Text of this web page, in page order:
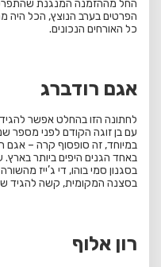
החל מההזמנה המנגנת
הפרטים בערב הנוצץ, הכל היה
כל האורחים הנכונים.
אגם רודברג
לחתונה הזו בהחלט אפשר להגיד
עם בן זוגה הקודם לפני מספר
במיוחד, זה סופסוף קרה – אגם
באחד הגנים היפים ביותר
בסגנון סמי בוהו, די ג’ייז
בסצנה המקומית, קשה להגיד
רון אלוף